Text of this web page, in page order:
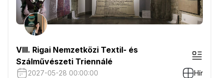
VIII. Rigai Nemzetközi Textil- és
Szálművészeti Triennálé
2027-05-28 00:00:00 Hír